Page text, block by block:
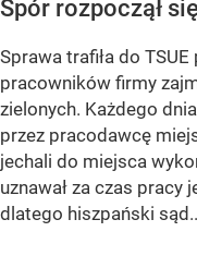
Spór rozpoczął
Sprawa trafiła do
pracowników firmy
zielonych. Każdego
przez pracodawcę
jechali do miejsca
uznawał za czas pracy
dlatego hiszpański